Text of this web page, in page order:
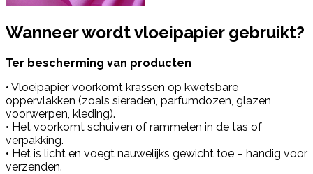
Wanneer wordt vloeipapier gebruikt?
Ter bescherming van producten
• Vloeipapier voorkomt krassen op kwetsbare
oppervlakken (zoals sieraden, parfumdozen, glazen
voorwerpen, kleding).
• Het voorkomt schuiven of rammelen in de tas of
verpakking.
• Het is licht en voegt nauwelijks gewicht toe – handig voor
verzenden.